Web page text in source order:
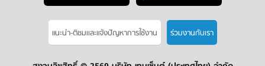
แนะนำ-ติชมเเละแจ้งปัญหาการใช้งาน ร่วมงานกับเรา